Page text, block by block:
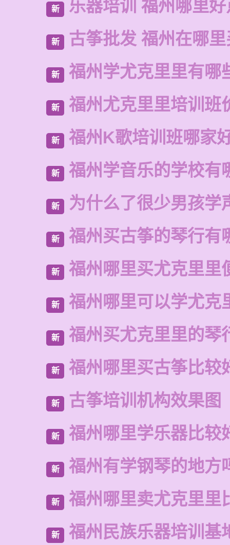
新 乐器培训 福州哪里
新 古筝批发 福州在哪
新 福州学尤克里里有哪
新 福州尤克里里培训班
新 福州K歌培训班哪家
新 福州学音乐的学校有
新 为什么了很少男孩学
新 福州买古筝的琴行有
新 福州哪里买尤克里里
新 福州哪里可以学尤克
新 福州买尤克里里的琴
新 福州哪里买古筝比较
新 古筝培训机构效果图
新 福州哪里学乐器比较
新 福州有学钢琴的地方
新 福州哪里卖尤克里里
新 福州民族乐器培训基